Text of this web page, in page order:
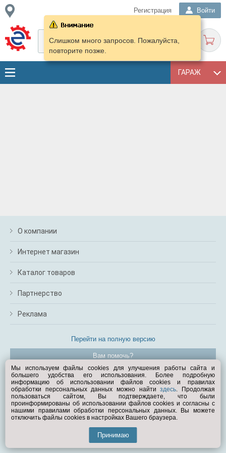
Регистрация Войти
ГАРАЖ
Слишком много запросов. Пожалуйста,
повторите позже.
О компании
Интернет магазин
Каталог товаров
Партнерство
Реклама
Перейти на полную версию
Вам помочь?
© Exist.ru 1998—2026
Мы используем файлы cookies для улучшения работы сайта и
большего удобства его использования. Более подробную
информацию об использовании файлов cookies и правилах
обработки персональных данных можно найтиздесь. Продолжая
пользоваться сайтом, Вы подтверждаете, что были
проинформированы об использовании файлов cookies и согласны с
нашими правилами обработки персональных данных. Вы можете
отключить файлы cookies в настройках Вашего браузера.
Принимаю